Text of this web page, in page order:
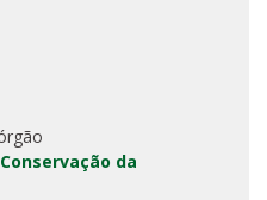
da